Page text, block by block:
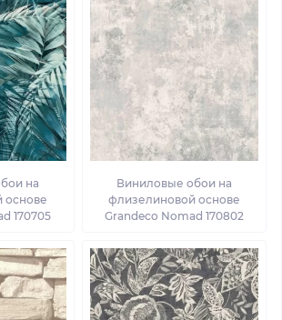
на
основе
170705
Виниловые обои на
флизелиновой основе
Grandeco Nomad 170802